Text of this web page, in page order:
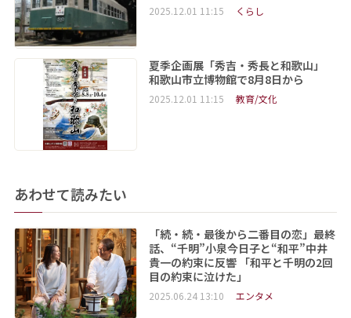
2025.12.01 11:15 くらし
夏季企画展「秀吉・秀長と和歌山」
和歌山市立博物館で8月8日から
2025.12.01 11:15 教育/文化
あわせて読みたい
「続・続・最後から二番目の恋」最終
話、“千明”小泉今日子と“和平”中井
貴一の約束に反響 「和平と千明の2回
目の約束に泣けた」
2025.06.24 13:10 エンタメ